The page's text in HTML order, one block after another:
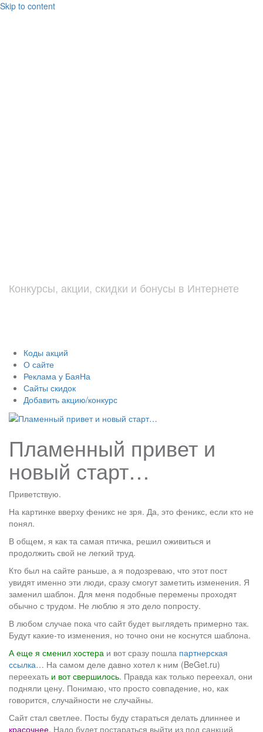
Skip to content
Конкурсы, акции, скидки и бонусы в Интернете
Коды акций
О сайте
Реклама у БаяНа
Сайты скидок
Добавить акцию/конкурс
Пламенный привет и
новый старт…
Приветствую.
На картинке вверху феникс не зря. Да, это феникс, если кто не
понял.
В общем, я как та самая птичка, решил оживиться и
продолжить свой не легкий труд.
Кто был на сайте раньше, а я подозреваю, что этот пост
увидят именно эти люди, сразу смогут заметить изменения. Я
заменил шаблон. Для меня подобные перемены проходят
обычно с трудом. Не люблю я это дело попросту.
В любом случае пока что сайт будет выглядеть примерно так.
Будут какие-то изменения, но точно они не коснутся шаблона.
А еще я сменил хостера и вот сразу пошла партнерская
ссылка… На самом деле давно хотел к ним (BeGet.ru)
переехать и вот свершилось. Правда как только переехал, они
подняли цену. Понимаю, что просто совпадение, но, как
говорится, случайности не случайны.
Сайт стал светлее. Посты буду стараться делать длиннее и
красочнее. Надо будет постараться выйти из под санкций